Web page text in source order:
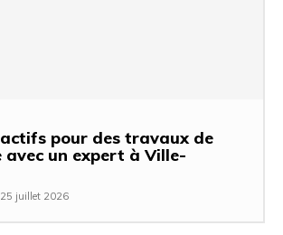
pour des travaux de
avec un expert à Ville-
25 juillet 2026